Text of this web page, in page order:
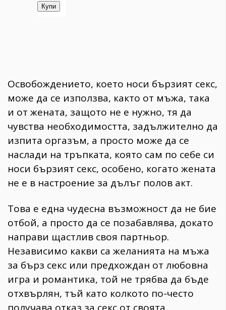
Освобождението, което носи бързият секс,
може да се използва, както от мъжа, така
и от жената, защото не е нужно, тя да
чувства необходимостта, задължително да
изпита оргазъм, а просто може да се
наслади на тръпката, която сам по себе си
носи бързият секс, особено, когато жената
не е в настроение за дълъг полов акт.
Това е една чудесна възможност да не бие
отбой, а просто да се позабавлява, докато
направи щастлив своя партньор.
Независимо какви са желанията на мъжа
за бърз секс или предхождан от любовна
игра и романтика, той не трябва да бъде
отхвърлян, тъй като колкото по-често